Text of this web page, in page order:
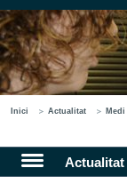
Inici Actualitat
Actualitat